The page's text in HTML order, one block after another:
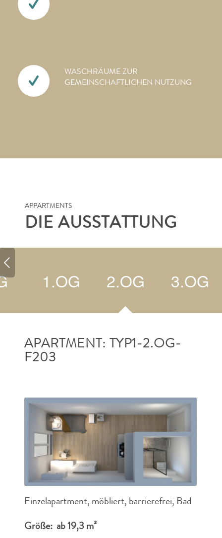
WASCHRÄUME ZUR
GEMEINSCHAFTLICHEN NUTZUNG
APPARTMENTS
DIE AUSSTATTUNG
1.OG 2.OG 3.OG
APARTMENT: TYP1-2.OG-
F203
Einzelapartment, möbliert, barrierefrei, Bad
Größe: ab 19,3 m²